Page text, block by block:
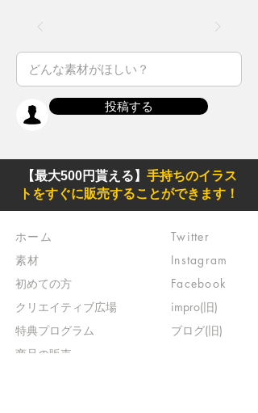
投稿する
【最大500円貰える】 手持ちのイラス
トをすぐに販売することができます！
ホーム
素材
初めての方
​クリエイティブ広場
​特典プログラム
​商品の販売
Twitter
Instagram
Facebook
impro(旧)​
ブログ(旧)